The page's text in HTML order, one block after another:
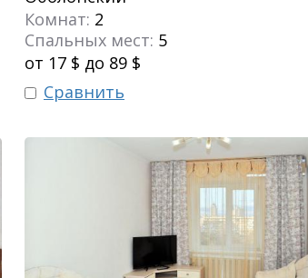
Комнат: 2
Спальных мест: 5
от 17 $ до 89 $
Сравнить